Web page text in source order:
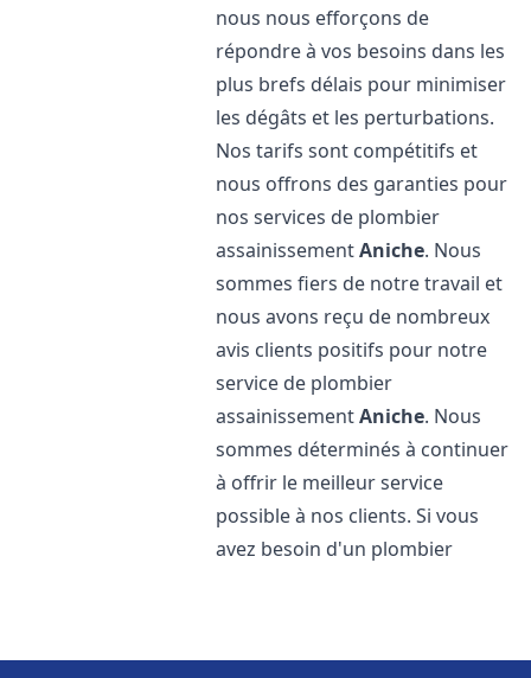
nous nous efforçons de
répondre à vos besoins dans les
plus brefs délais pour minimiser
les dégâts et les perturbations.
Nos tarifs sont compétitifs et
nous offrons des garanties pour
nos services de plombier
assainissementAniche. Nous
sommes fiers de notre travail et
nous avons reçu de nombreux
avis clients positifs pour notre
service de plombier
assainissementAniche. Nous
sommes déterminés à continuer
à offrir le meilleur service
possible à nos clients. Si vous
avez besoin d'un plombier